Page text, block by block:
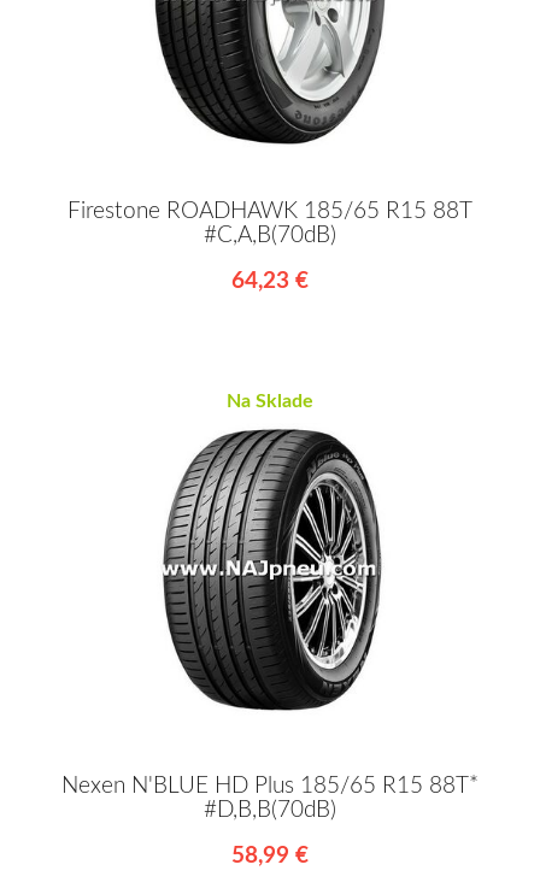
Firestone ROADHAWK 185/65 R15 88T
#C,A,B(70dB)
64,23 €
Na Sklade
Nexen N'BLUE HD Plus 185/65 R15 88T*
#D,B,B(70dB)
58,99 €